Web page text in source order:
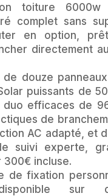
toiture 6000w
complet sans
en option,
directement
douze
puissants de
duo efficaces de
de
AC adapté, et
suivi experte,
300€ incluse.
de fixation
sur